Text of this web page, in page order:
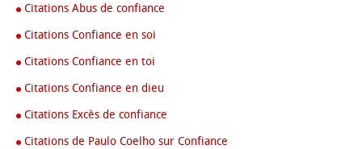
Citations Abus de confiance
Citations Confiance en soi
Citations Confiance en toi
Citations Confiance en dieu
Citations Excès de confiance
Citations de Paulo Coelho sur Confiance